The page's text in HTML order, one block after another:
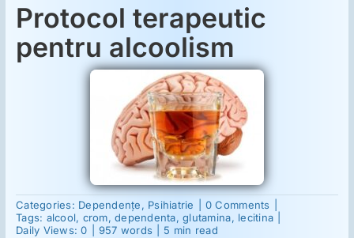
Psihiatrie
Neurologie
Intoleranţa la gluten
Reumatologie
Protocol terapeutic
pentru alcoolism
Categories: Dependenţe, Psihiatrie 0 Comments
Protocol
Tags: alcool, crom,dependenta,glutamina, lecitina
Daily Views: 0
957 words 5 min read